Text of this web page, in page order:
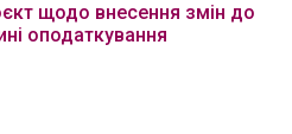
щодо внесення змін до
оподаткування